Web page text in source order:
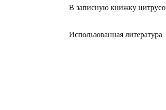
В записную книжку
Использованная литература